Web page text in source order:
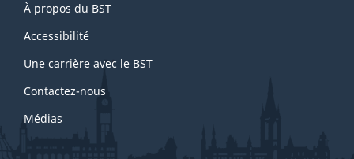
this
site
À propos du BST
Accessibilité
Une carrière avec le BST
Contactez-nous
Médias